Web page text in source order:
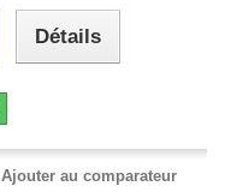
Détails
Ajouter au comparateur